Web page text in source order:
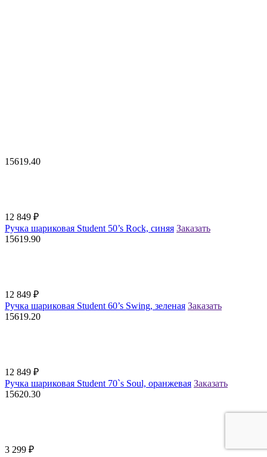
15619.40
12 849 ₽
Ручка шариковая Student 50’s Rock, синяя Заказать
15619.90
12 849 ₽
Ручка шариковая Student 60’s Swing, зеленая Заказать
15619.20
12 849 ₽
Ручка шариковая Student 70`s Soul, оранжевая Заказать
15620.30
3 299 ₽